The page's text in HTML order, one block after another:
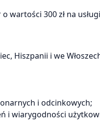
wartości 300 zł na
Hiszpanii i we
i odcinkowych;
i wiarygodności